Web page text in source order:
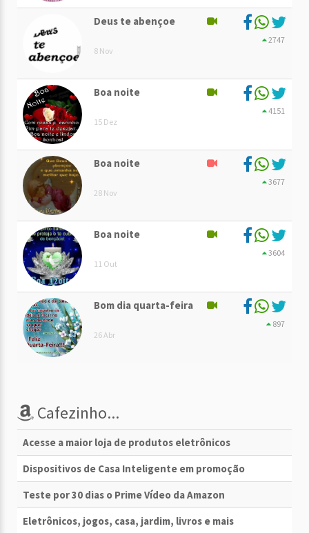
Deus te abençoe
8 Nov
2747
Boa noite
15 Dez
4151
Boa noite
28 Nov
3677
Boa noite
11 Out
3604
Bom dia quarta-feira
26 Abr
897
Cafezinho...
Acesse a maior loja de produtos eletrônicos
Dispositivos de Casa Inteligente em promoção
Teste por 30 dias o Prime Vídeo da Amazon
Eletrônicos, jogos, casa, jardim, livros e mais